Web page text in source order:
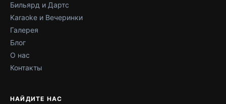
Бильярд и Дартс
Karaoke и Вечеринки
Галерея
Блог
О нас
Контакты
НАЙДИТЕ НАС